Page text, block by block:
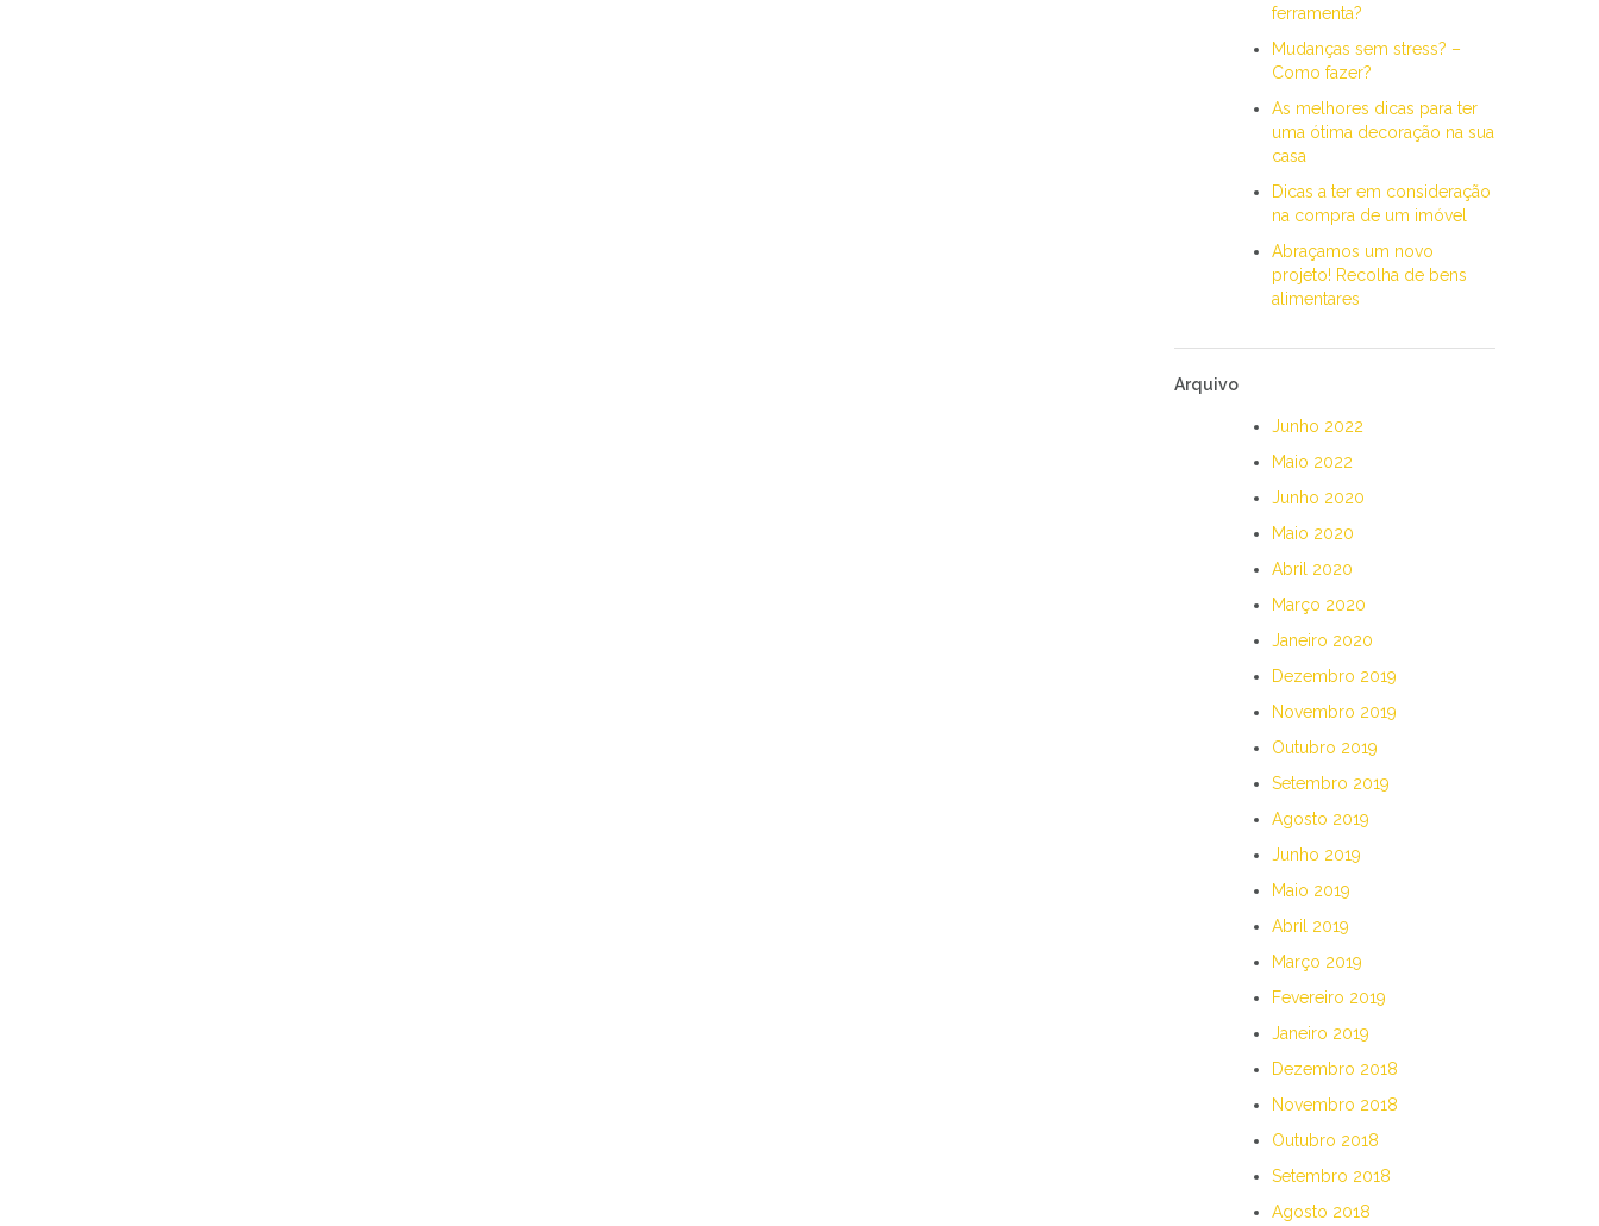
ferramenta?
Mudanças sem stress? –
Como fazer?
As melhores dicas para ter
uma ótima decoração na sua
casa
Dicas a ter em consideração
na compra de um imóvel
Abraçamos um novo
projeto! Recolha de bens
alimentares
Arquivo
Junho 2022
Maio 2022
Junho 2020
Maio 2020
Abril 2020
Março 2020
Janeiro 2020
Dezembro 2019
Novembro 2019
Outubro 2019
Setembro 2019
Agosto 2019
Junho 2019
Maio 2019
Abril 2019
Março 2019
Fevereiro 2019
Janeiro 2019
Dezembro 2018
Novembro 2018
Outubro 2018
Setembro 2018
Agosto 2018